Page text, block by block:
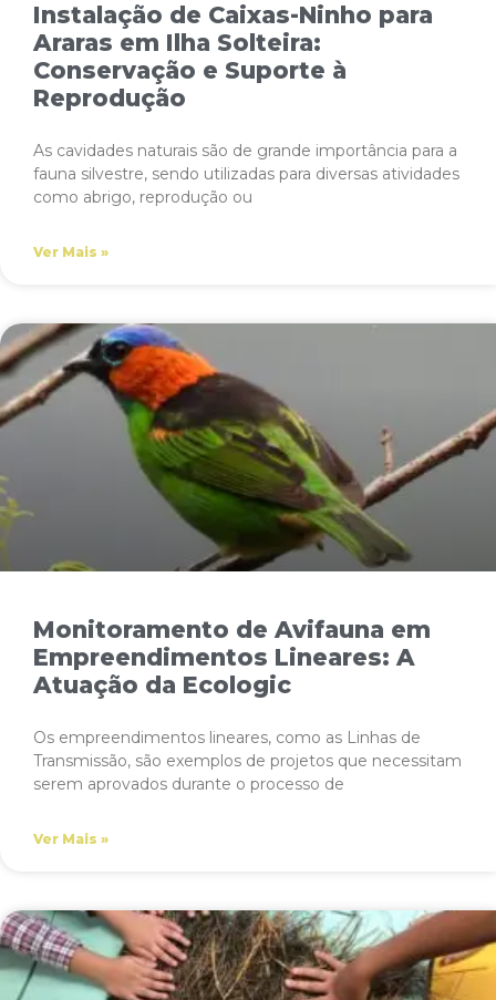
Instalação de Caixas-Ninho para
Araras em Ilha Solteira:
Conservação e Suporte à
Reprodução
As cavidades naturais são de grande importância para a
fauna silvestre, sendo utilizadas para diversas atividades
como abrigo, reprodução ou
Ver Mais »
Monitoramento de Avifauna em
Empreendimentos Lineares: A
Atuação da Ecologic
Os empreendimentos lineares, como as Linhas de
Transmissão, são exemplos de projetos que necessitam
serem aprovados durante o processo de
Ver Mais »